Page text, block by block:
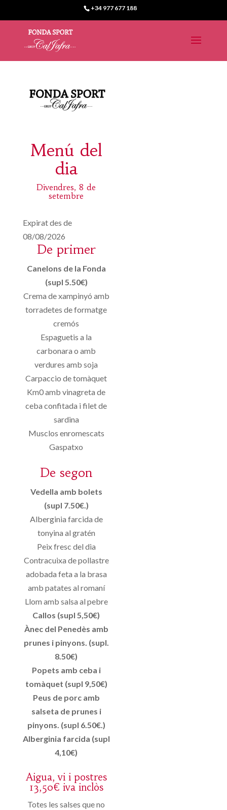
+34 977 677 188
Menú del
dia
Divendres, 8 de
setembre
Expirat des de
08/08/2026
De primer
Canelons de la Fonda
(supl 5.50€)
Crema de xampinyó amb
torradetes de formatge
cremós
Espaguetis a la
carbonara o amb
verdures amb soja
Carpaccio de tomàquet
Km0 amb vinagreta de
ceba confitada i filet de
sardina
Musclos enromescats
Gaspatxo
De segon
Vedella amb bolets
(supl 7.50€.)
Alberginia farcida de
tonyina al gratén
Peix fresc del dia
Contracuixa de pollastre
adobada feta a la brasa
amb patates al romaní
Llom amb salsa al pebre
Callos (supl 5,50€)
Ànec del Penedès amb
prunes i pinyons. (supl.
8.50€)
Popets amb ceba i
tomàquet (supl 9,50€)
Peus de porc amb
salseta de prunes i
pinyons. (supl 6.50€.)
Alberginia farcida (supl
4,10€)
Aigua, vi i postres
13,50€ iva inclòs
Totes les salses que no